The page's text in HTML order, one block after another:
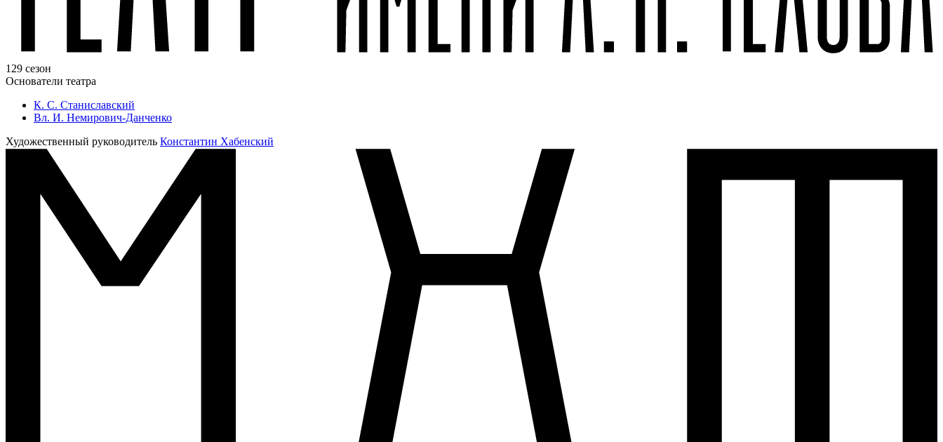
129 сезон
Основатели театра
К. С. Станиславский
Вл. И. Немирович-Данченко
Художественный руководитель Константин Хабенский